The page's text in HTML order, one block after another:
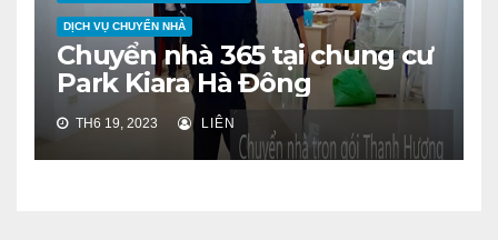
DỊCH VỤ CHUYỂN NHÀ
Chuyển nhà 365 tại chung cư
Park Kiara Hà Đông
TH6 19, 2023 LIÊN